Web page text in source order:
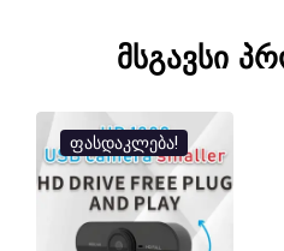
მსგავსი
ფასდაკლება!